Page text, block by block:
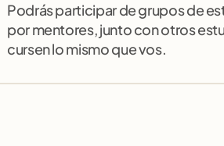
Podrás participar de grupos de
por mentores, junto con otros
cursen lo mismo que vos.